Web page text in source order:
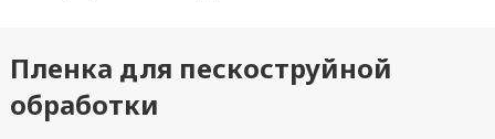
Пленка для пескоструйной
обработки